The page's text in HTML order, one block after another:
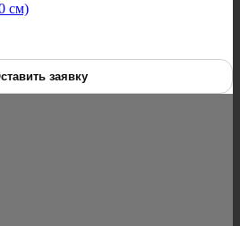
см)
заявку